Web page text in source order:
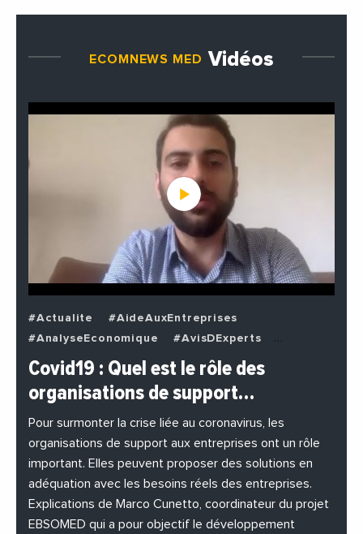
ECOMNEWS MED Vidéos
#Actualite
#AideAuxEntreprises
#AnalyseEconomique
#AvisDExperts
#BuzzNews
#Decideurs
#EchangesMediterraneens
#EnDirectDe
#Entreprises
#Institutions
#PhotosEtVideos
Covid19 : Quel est le rôle des
organisations de support…
Pour surmonter la crise liée au coronavirus, les
organisations de support aux entreprises ont un rôle
important. Elles peuvent proposer des solutions en
adéquation avec les besoins réels des entreprises.
Explications de Marco Cunetto, coordinateur du projet
EBSOMED qui a pour objectif le développement